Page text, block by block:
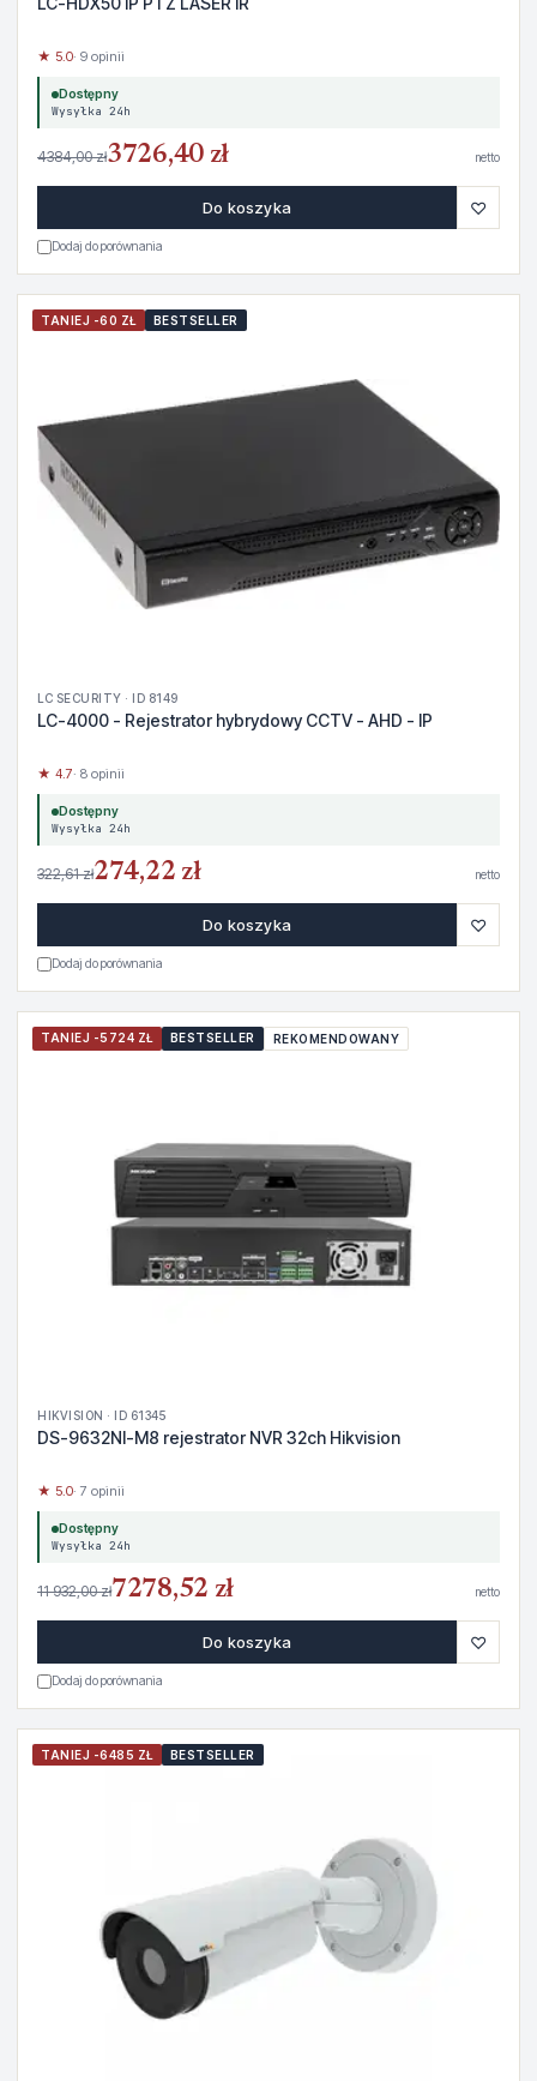
★ 5.0· 9 opinii
Dostępny
Wysyłka 24h
4384,00 zł3726,40 zł netto
Do koszyka ♡
Dodaj do porównania
TANIEJ -60 ZŁ BESTSELLER
LC SECURITY · ID 8149
LC-4000 - Rejestrator hybrydowy CCTV - AHD - IP
★ 4.7· 8 opinii
Dostępny
Wysyłka 24h
322,61 zł274,22 zł netto
Do koszyka ♡
Dodaj do porównania
TANIEJ -5724 ZŁ BESTSELLER REKOMENDOWANY
HIKVISION · ID 61345
DS-9632NI-M8 rejestrator NVR 32ch Hikvision
★ 5.0· 7 opinii
Dostępny
Wysyłka 24h
11 932,00 zł7278,52 zł netto
Do koszyka ♡
Dodaj do porównania
TANIEJ -6485 ZŁ BESTSELLER